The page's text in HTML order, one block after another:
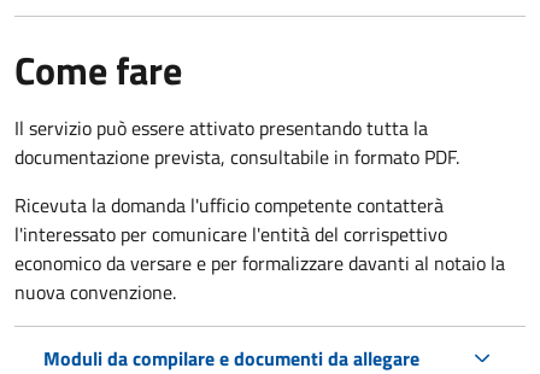
Come fare
Il servizio può essere attivato presentando tutta la
documentazione prevista, consultabile in formato PDF.
Ricevuta la domanda l'ufficio competente contatterà
l'interessato per comunicare l'entità del corrispettivo
economico da versare e per formalizzare davanti al notaio la
nuova convenzione.
Moduli da compilare e documenti da allegare